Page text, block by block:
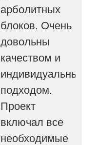
арболитных
блоков. Очень
довольны
качеством и
индивидуальным
подходом.
Проект
включал все
необходимые